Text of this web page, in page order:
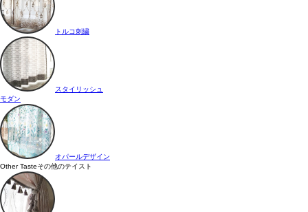
トルコ刺繍
スタイリッシュ
モダン
オパールデザイン
Other Tasteその他のテイスト